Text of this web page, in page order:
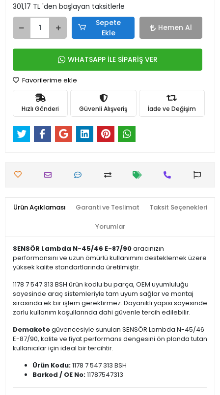
301,17 TL 'den başlayan taksitlerle
Sepete
Ekle
Hemen Al
WHATSAPP İLE SİPARİŞ VER
Favorilerime ekle
Hızlı Gönderi Güvenli Alışveriş İade ve Değişim
Ürün Açıklaması Garanti ve Teslimat Taksit Seçenekleri
Yorumlar
SENSÖR Lambda N-45/46 E-87/90aracınızın
performansını ve uzun ömürlü kullanımını desteklemek üzere
yüksek kalite standartlarında üretilmiştir.
1178 7 547 313 BSH ürün kodlu bu parça, OEM uyumluluğu
sayesinde araç sistemleriyle tam uyum sağlar ve montaj
sırasında ek bir işlem gerektirmez. Dayanıklı yapısı sayesinde
zorlu kullanım koşullarında dahi güvenle tercih edilebilir.
Demakotogüvencesiyle sunulan SENSÖR Lambda N-45/46
E-87/90, kalite ve fiyat performans dengesini ön planda tutan
kullanıcılar için ideal bir tercihtir.
Ürün Kodu:1178 7 547 313 BSH
Barkod / OE No:11787547313